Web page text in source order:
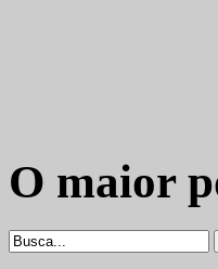
O maior